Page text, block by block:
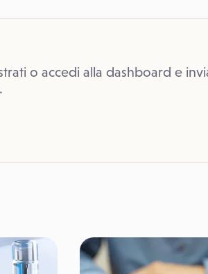
o accedi alla dashboard e